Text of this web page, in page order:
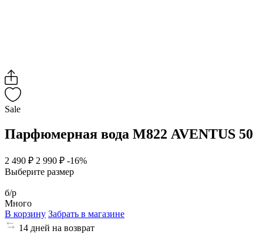
Sale
Парфюмерная вода М822 AVENTUS 50
2 490 ₽ 2 990 ₽ -16%
Выберите размер
б/р
Много
В корзину Забрать в магазине
14 дней на возврат